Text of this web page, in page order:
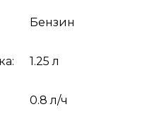
Бензин
1.25 л
0.8 л/ч